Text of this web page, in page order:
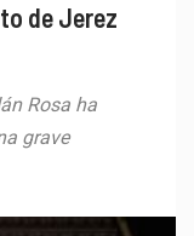
de Jerez
Rosa ha
grave